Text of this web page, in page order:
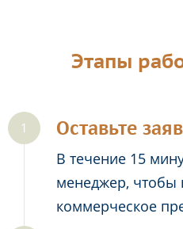
Этапы
Оставьте
В течение 15
менеджер, чтобы
коммерческое